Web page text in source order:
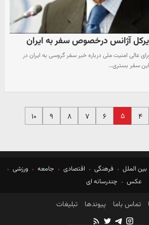
آژانس درخصوص سفر به ایران
عالی امنیت ملی درباره خبر سفر گروسی به ایران در
این سفر بستری…
۴ ۵ ۶ ۷ ۸ ۹ ۱۰
بین الملل فرهنگی اقتصادی جامعه
ورزشی
عکس
چندرسانه ای
تماس باما پیوندها تبلیغات